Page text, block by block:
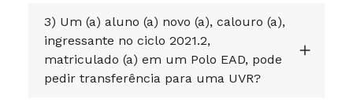
3) Um (a) aluno (a) novo (a), calouro (a),
ingressante no ciclo 2021.2,
matriculado (a) em um Polo EAD, pode
pedir transferência para uma UVR?